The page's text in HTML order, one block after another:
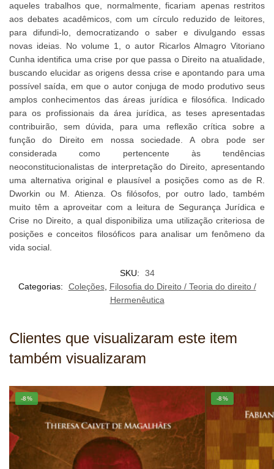
aqueles trabalhos que, normalmente, ficariam apenas restritos
aos debates acadêmicos, com um círculo reduzido de leitores,
para difundi-lo, democratizando o saber e divulgando essas
novas ideias. No volume 1, o autor Ricarlos Almagro Vitoriano
Cunha identifica uma crise por que passa o Direito na atualidade,
buscando elucidar as origens dessa crise e apontando para uma
possível saída, em que o autor conjuga de modo produtivo seus
amplos conhecimentos das áreas jurídica e filosófica. Indicado
para os profissionais da área jurídica, as teses apresentadas
contribuirão, sem dúvida, para uma reflexão crítica sobre a
função do Direito em nossa sociedade. A obra pode ser
considerada como pertencente às tendências
neoconstitucionalistas de interpretação do Direito, apresentando
uma alternativa original e plausível a posições como as de R.
Dworkin ou M. Atienza. Os filósofos, por outro lado, também
muito têm a aproveitar com a leitura de Segurança Jurídica e
Crise no Direito, a qual disponibiliza uma utilização criteriosa de
posições e conceitos filosóficos para analisar um fenômeno da
vida social.
SKU:
34
Categorias:
Coleções, Filosofia do Direito / Teoria do direito /
Hermenêutica
Clientes que visualizaram este item
também visualizaram
-8% -8%